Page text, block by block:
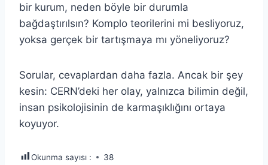
bir kurum, neden böyle bir durumla
bağdaştırılsın? Komplo teorilerini mi besliyoruz,
yoksa gerçek bir tartışmaya mı yöneliyoruz?
Sorular, cevaplardan daha fazla. Ancak bir şey
kesin: CERN’deki her olay, yalnızca bilimin değil,
insan psikolojisinin de karmaşıklığını ortaya
koyuyor.
Okunma sayısı : 38